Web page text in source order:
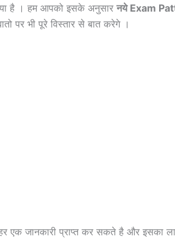
है । हम आपको इसके अनुसार नये Exam
पर भी पूरे विस्तार से बात करेगे ।
एक जानकारी प्राप्त कर सकते है और इसका